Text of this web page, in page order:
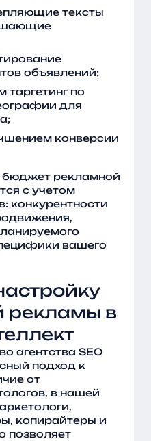
тексты
объявлений;
таргетинг по
для
конверсии
бюджет рекламной
с учетом
конкурентности
вашего
рекламы в
агентства SEO
подход к
от
в нашей
копирайтеры и
позволяет